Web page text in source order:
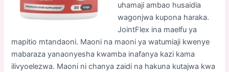
uhamaji ambao husaidia
wagonjwa kupona haraka.
JointFlex ina maelfu ya
mapitio mtandaoni. Maoni na maoni ya watumiaji kwenye
mabaraza yanaonyesha kwamba inafanya kazi kama
ilivyoelezwa. Maoni ni chanya zaidi na hakuna kutajwa kwa